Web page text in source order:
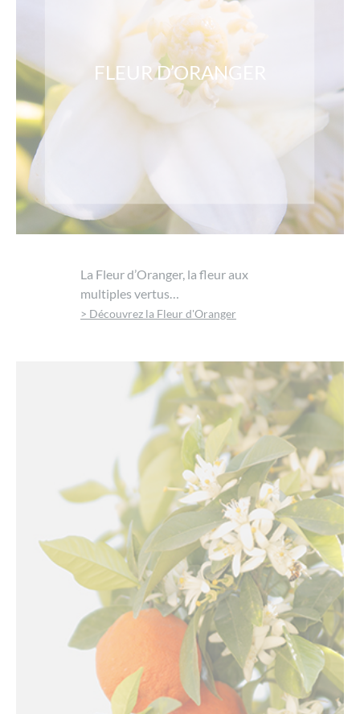
FLEUR D’ORANGER
La Fleur d’Oranger, la fleur aux
multiples vertus…
> Découvrez la Fleur d'Oranger